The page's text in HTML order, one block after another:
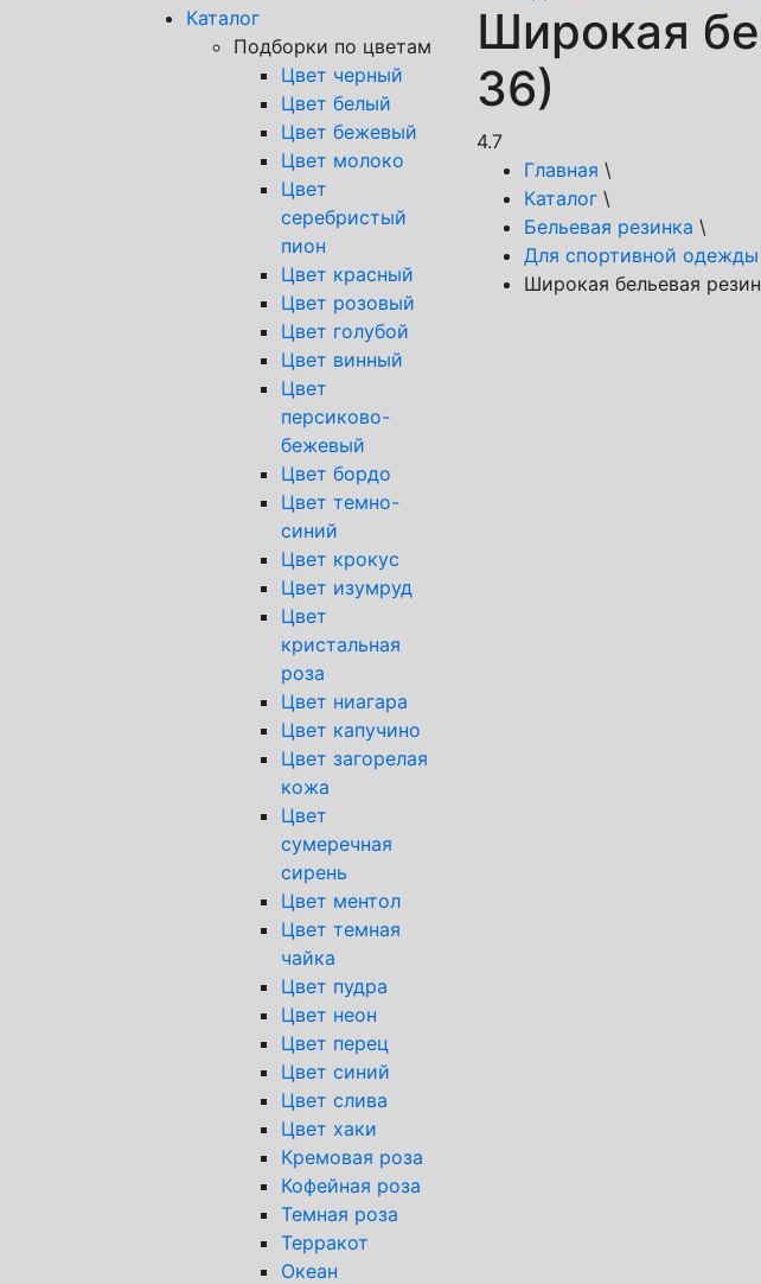
Каталог
Подборки по цветам
Цвет черный
Цвет белый
Цвет бежевый
Цвет молоко
Цвет
серебристый
пион
Цвет красный
Цвет розовый
Цвет голубой
Цвет винный
Цвет
персиково-
бежевый
Цвет бордо
Цвет темно-
синий
Цвет крокус
Цвет изумруд
Цвет
кристальная
роза
Цвет ниагара
Цвет капучино
Цвет загорелая
кожа
Цвет
сумеречная
сирень
Цвет ментол
Цвет темная
чайка
Цвет пудра
Цвет неон
Цвет перец
Цвет синий
Цвет слива
Цвет хаки
Кремовая роза
Кофейная роза
Темная роза
Терракот
Океан
Широкая
36)
4.7
Главная \
Каталог \
Бельевая резинка \
Для спортивной одежды
Широкая бельевая